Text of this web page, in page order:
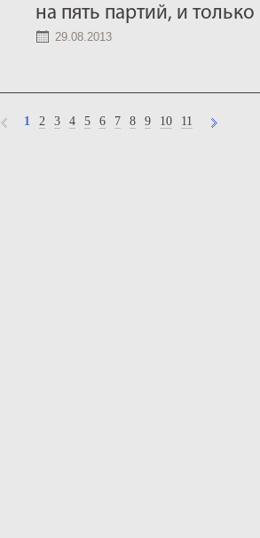
на пять партий, и
29.08.2013
1 2 3 4 5 6 7 8 9 10 11